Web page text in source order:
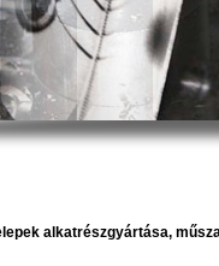
alkatrészgyártása,